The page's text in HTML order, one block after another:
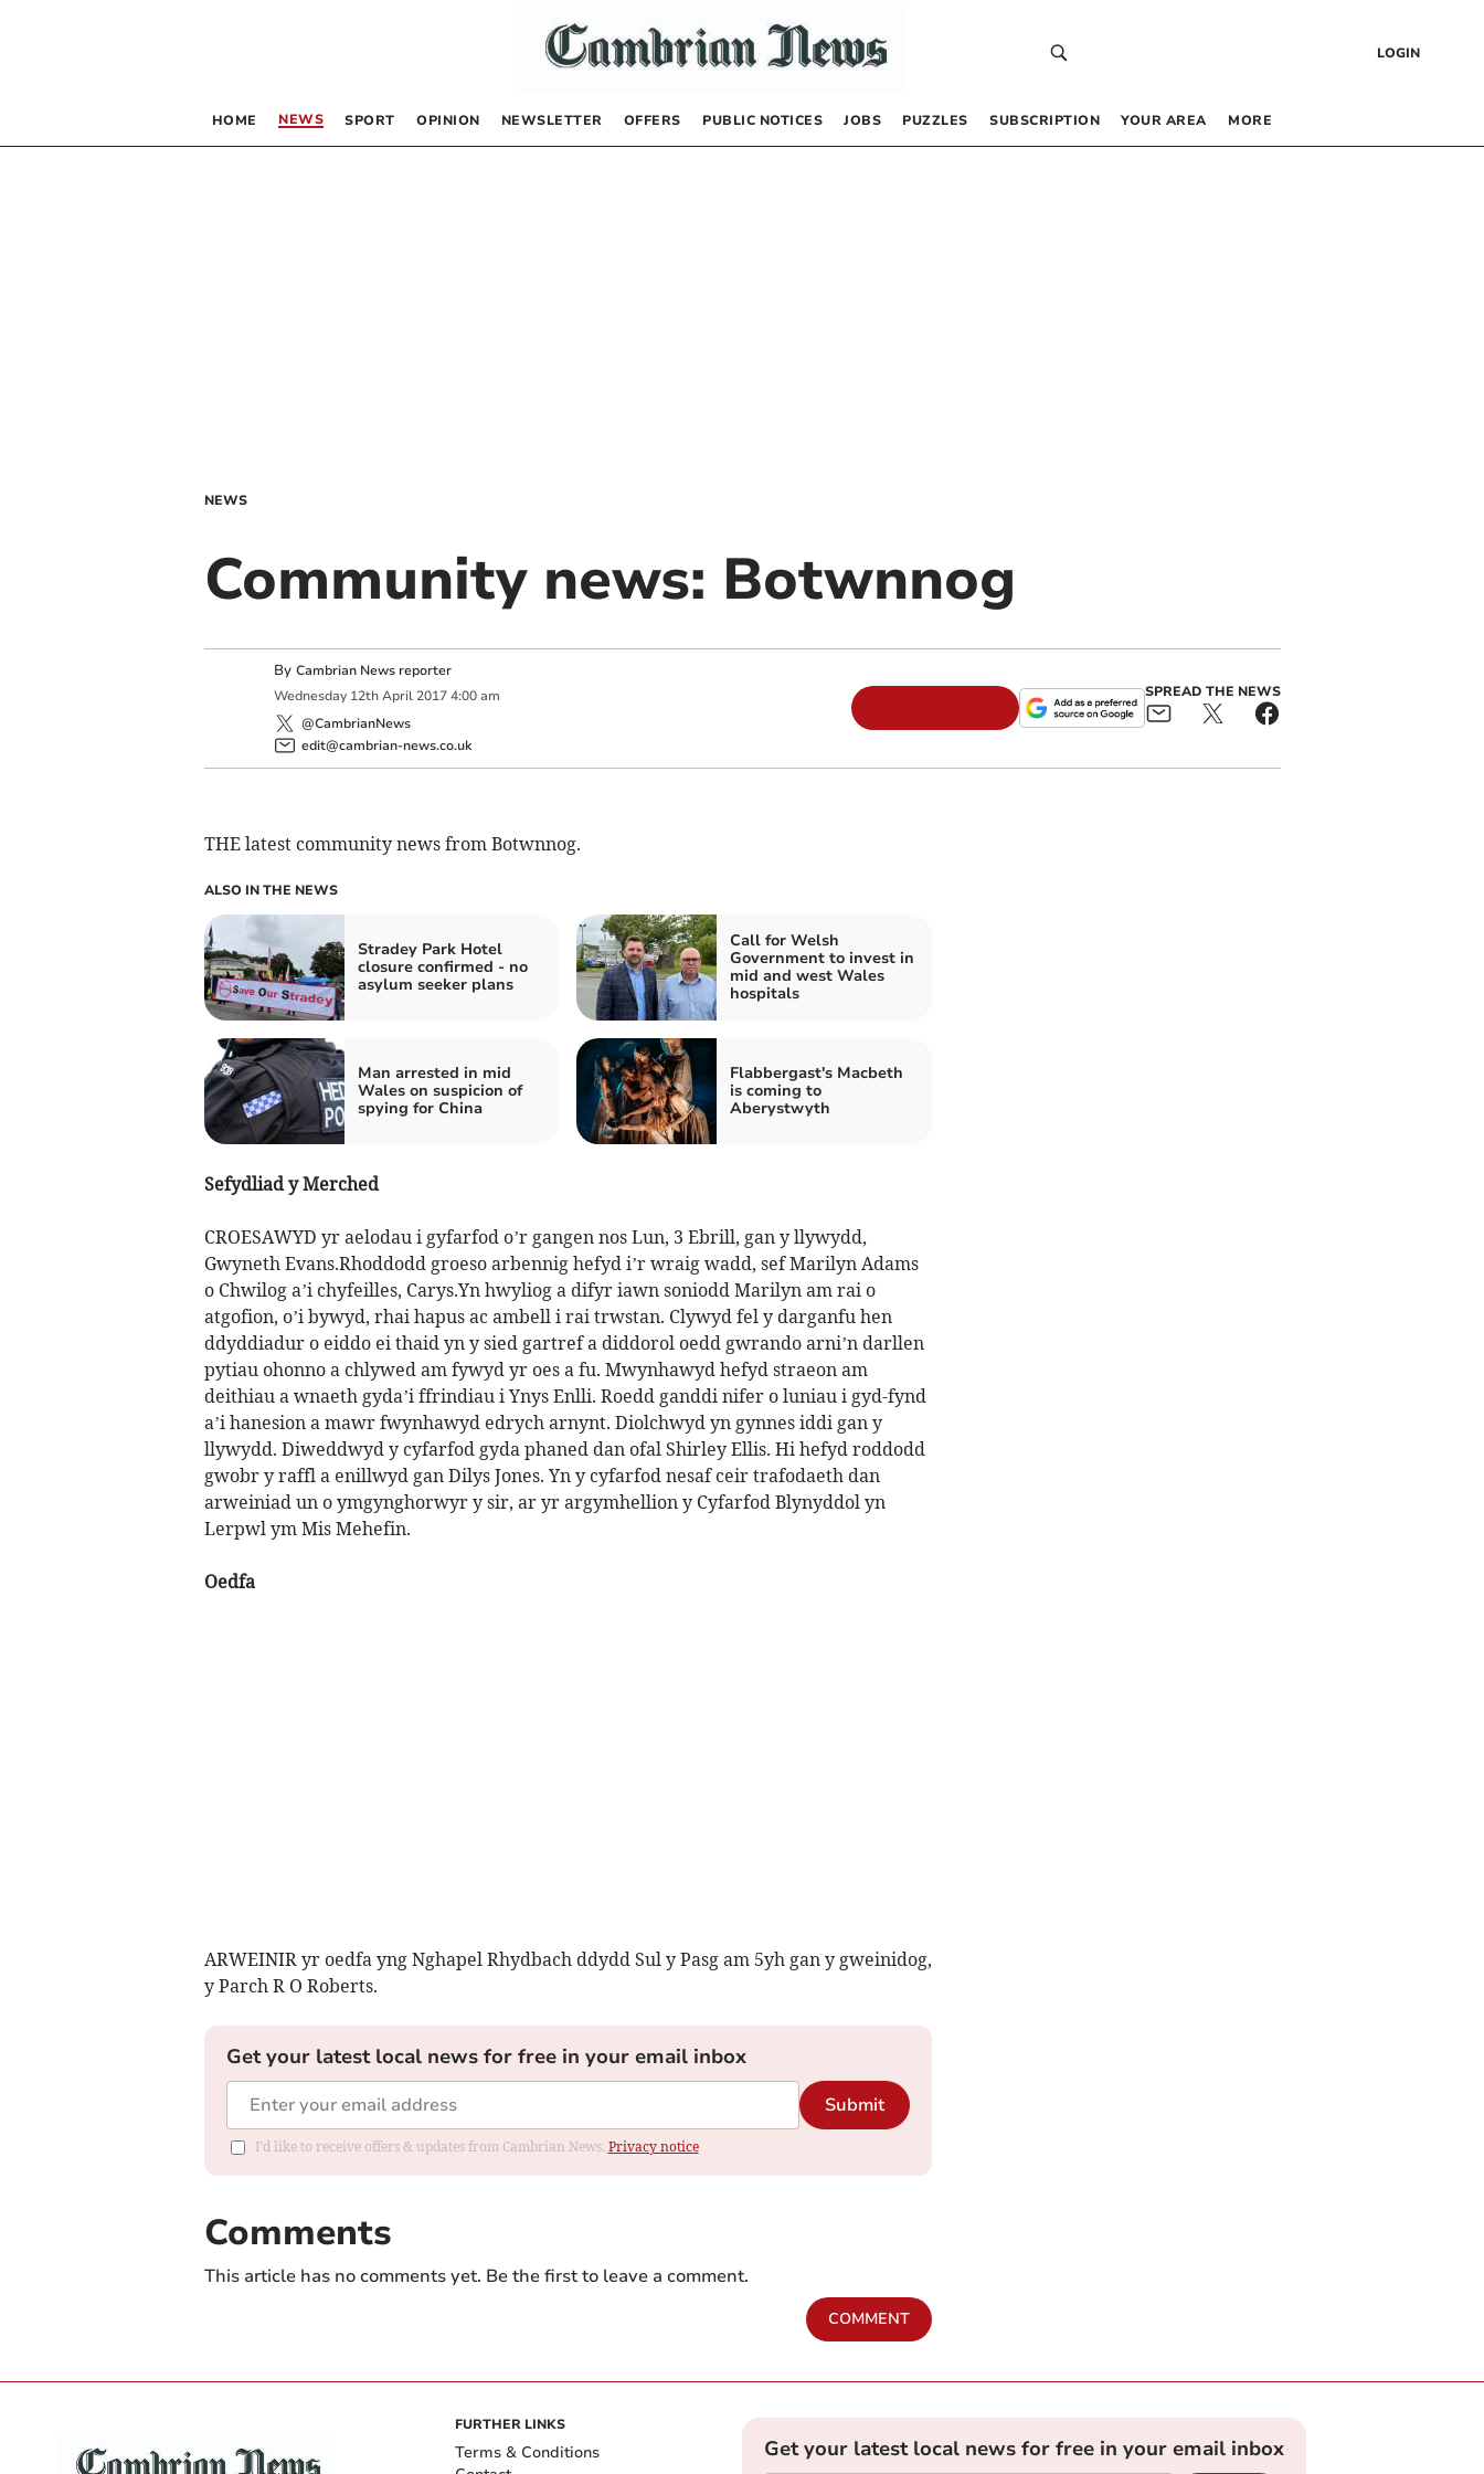
LOGIN
HOME NEWS SPORT OPINION NEWSLETTER OFFERS PUBLIC NOTICES JOBS PUZZLES SUBSCRIPTION YOUR AREA MORE
NEWS
Community news: Botwnnog
By Cambrian News reporter
Wednesday 12th April 2017 4:00 am
@CambrianNews
edit@cambrian-news.co.uk
SPREAD THE NEWS
THE latest community news from Botwnnog.
ALSO IN THE NEWS
Stradey Park Hotel
closure confirmed - no
asylum seeker plans
Call for Welsh
Government to invest in
mid and west Wales
hospitals
Man arrested in mid
Wales on suspicion of
spying for China
Flabbergast's Macbeth
is coming to
Aberystwyth
Sefydliad y Merched
CROESAWYD yr aelodau i gyfarfod o’r gangen nos Lun, 3 Ebrill, gan y llywydd,
Gwyneth Evans.Rhoddodd groeso arbennig hefyd i’r wraig wadd, sef Marilyn Adams
o Chwilog a’i chyfeilles, Carys.Yn hwyliog a difyr iawn soniodd Marilyn am rai o
atgofion, o’i bywyd, rhai hapus ac ambell i rai trwstan. Clywyd fel y darganfu hen
ddyddiadur o eiddo ei thaid yn y sied gartref a diddorol oedd gwrando arni’n darllen
pytiau ohonno a chlywed am fywyd yr oes a fu. Mwynhawyd hefyd straeon am
deithiau a wnaeth gyda’i ffrindiau i Ynys Enlli. Roedd ganddi nifer o luniau i gyd-fynd
a’i hanesion a mawr fwynhawyd edrych arnynt. Diolchwyd yn gynnes iddi gan y
llywydd. Diweddwyd y cyfarfod gyda phaned dan ofal Shirley Ellis. Hi hefyd roddodd
gwobr y raffl a enillwyd gan Dilys Jones. Yn y cyfarfod nesaf ceir trafodaeth dan
arweiniad un o ymgynghorwyr y sir, ar yr argymhellion y Cyfarfod Blynyddol yn
Lerpwl ym Mis Mehefin.
Oedfa
ARWEINIR yr oedfa yng Nghapel Rhydbach ddydd Sul y Pasg am 5yh gan y gweinidog,
y Parch R O Roberts.
Get your latest local news for free in your email inbox
Submit
I'd like to receive offers & updates from Cambrian News. Privacy notice
Comments
This article has no comments yet. Be the first to leave a comment.
COMMENT
FURTHER LINKS
Terms & Conditions
Get your latest local news for free in your email inbox